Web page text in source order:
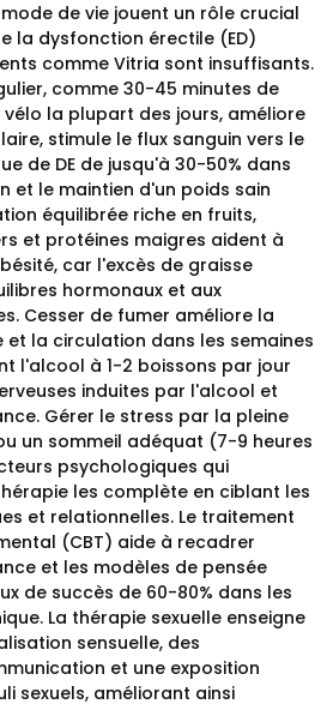
de vie jouent un rôle crucial
la dysfonction érectile (ED)
comme Vitria sont insuffisants.
comme 30-45 minutes de
la plupart des jours, améliore
stimule le flux sanguin vers le
de DE de jusqu'à 30-50% dans
et le maintien d'un poids sain
équilibrée riche en fruits,
et protéines maigres aident à
car l'excès de graisse
hormonaux et aux
Cesser de fumer améliore la
la circulation dans les semaines
l'alcool à 1-2 boissons par jour
induites par l'alcool et
Gérer le stress par la pleine
un sommeil adéquat (7-9 heures
psychologiques qui
les complète en ciblant les
et relationnelles. Le traitement
(CBT) aide à recadrer
et les modèles de pensée
de succès de 60-80% dans les
La thérapie sexuelle enseigne
sensuelle, des
et une exposition
sexuels, améliorant ainsi